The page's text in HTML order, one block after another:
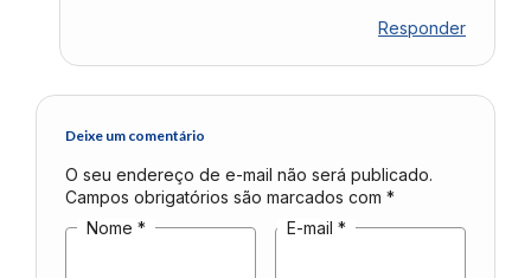
Responder
Deixe um comentário
O seu endereço de e-mail não será publicado.
Campos obrigatórios são marcados com *
Nome * E-mail *